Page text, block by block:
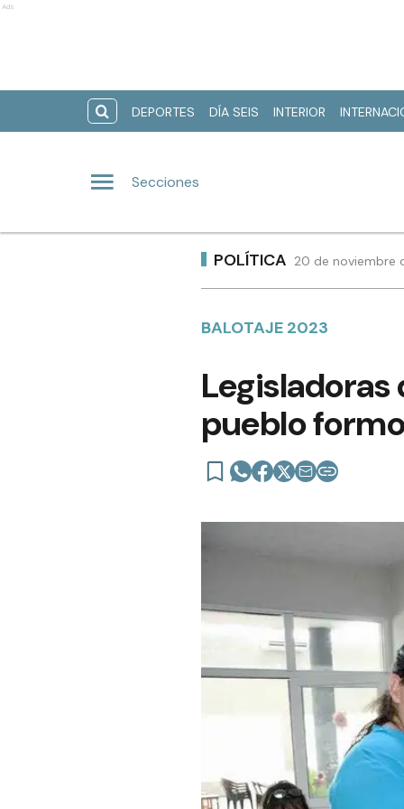
Ads
DEPORTES DÍA SEIS INTERIOR
Secciones
POLÍTICA 20 de noviembre
BALOTAJE 2023
pueblo